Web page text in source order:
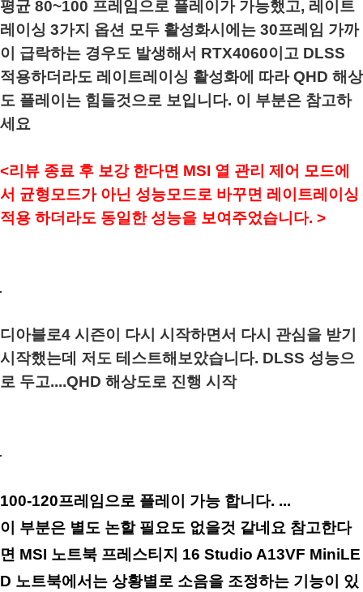
평균 80~100 프레임으로 플레이가 가능했고, 레이트
레이싱 3가지 옵션 모두 활성화시에는 30프레임 가까
이 급락하는 경우도 발생해서 RTX4060이고 DLSS
적용하더라도 레이트레이싱 활성화에 따라 QHD 해상
도 플레이는 힘들것으로 보입니다. 이 부분은 참고하
세요
<리뷰 종료 후 보강 한다면 MSI 열 관리 제어 모드에
서 균형모드가 아닌 성능모드로 바꾸면 레이트레이싱
적용 하더라도 동일한 성능을 보여주었습니다. >
디아블로4 시즌이 다시 시작하면서 다시 관심을 받기
시작했는데 저도 테스트해보았습니다. DLSS 성능으
로 두고....QHD 해상도로 진행 시작
100-120프레임으로 플레이 가능 합니다. ...
이 부분은 별도 논할 필요도 없을것 같네요 참고한다
면 MSI 노트북 프레스티지 16 Studio A13VF MiniLE
D 노트북에서는 상황별로 소음을 조정하는 기능이 있